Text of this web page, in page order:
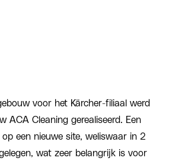
voor het Kärcher-filiaal werd
ACA Cleaning gerealiseerd. Een
een nieuwe site, weliswaar in 2
wat zeer belangrijk is voor